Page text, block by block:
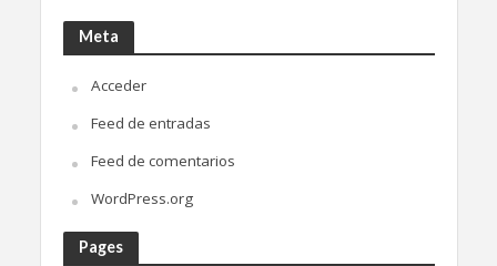
Meta
Acceder
Feed de entradas
Feed de comentarios
WordPress.org
Pages